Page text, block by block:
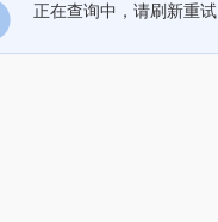
正在查询中，请刷新重试